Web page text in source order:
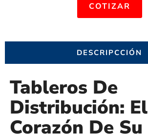
COTIZAR
DESCRIPCCIÓN
Tableros De
Distribución: El
Corazón De Su